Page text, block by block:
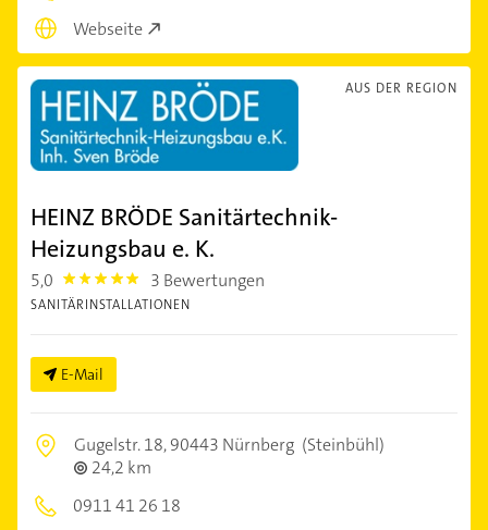
Webseite
AUS DER REGION
HEINZ BRÖDE Sanitärtechnik-
Heizungsbau e. K.
5,0 5.0 3 Bewertungen
SANITÄRINSTALLATIONEN
E-Mail
Gugelstr. 18,90443 Nürnberg (Steinbühl)
24,2 km
0911 41 26 18